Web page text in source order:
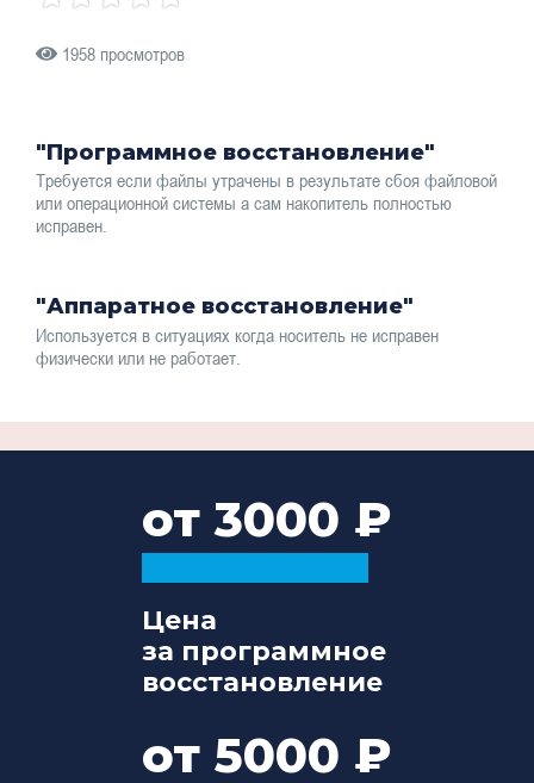
1958 просмотров
"Программное восстановление"
Требуется если файлы утрачены в результате сбоя файловой
или операционной системы а сам накопитель полностью
исправен.
"Аппаратное восстановление"
Используется в ситуациях когда носитель не исправен
физически или не работает.
от 3000
Цена
за программное
восстановление
от 5000